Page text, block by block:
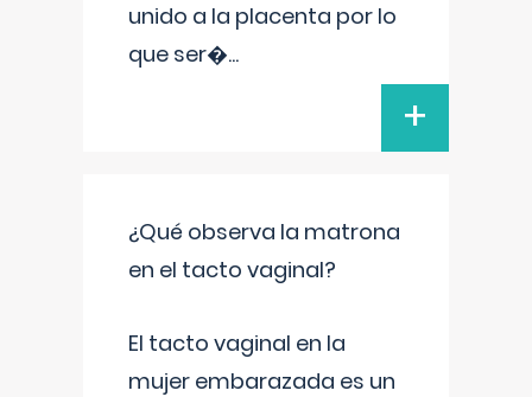
unido a la placenta por lo
que ser�...
+
¿Qué observa la matrona
en el tacto vaginal?
El tacto vaginal en la
mujer embarazada es un